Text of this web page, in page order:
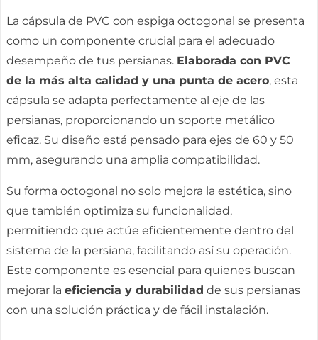
La cápsula de PVC con espiga octogonal se presenta
como un componente crucial para el adecuado
desempeño de tus persianas. Elaborada con PVC
de la más alta calidad y una punta de acero, esta
cápsula se adapta perfectamente al eje de las
persianas, proporcionando un soporte metálico
eficaz. Su diseño está pensado para ejes de 60 y 50
mm, asegurando una amplia compatibilidad.
Su forma octogonal no solo mejora la estética, sino
que también optimiza su funcionalidad,
permitiendo que actúe eficientemente dentro del
sistema de la persiana, facilitando así su operación.
Este componente es esencial para quienes buscan
mejorar laeficiencia y durabilidad de sus persianas
con una solución práctica y de fácil instalación.